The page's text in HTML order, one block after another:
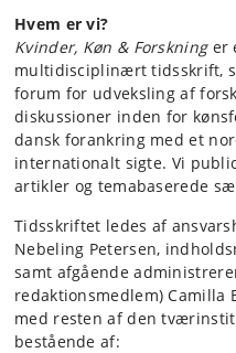
Hvem er vi?
Kvinder, Køn & Forskninger
multidisciplinært tidsskrift,
forum for udveksling af
diskussioner inden for
dansk forankring med et
internationalt sigte. Vi
artikler og temabaserede
Tidsskriftet ledes af
Nebeling Petersen,
samt afgående
redaktionsmedlem)
med resten af den
bestående af: